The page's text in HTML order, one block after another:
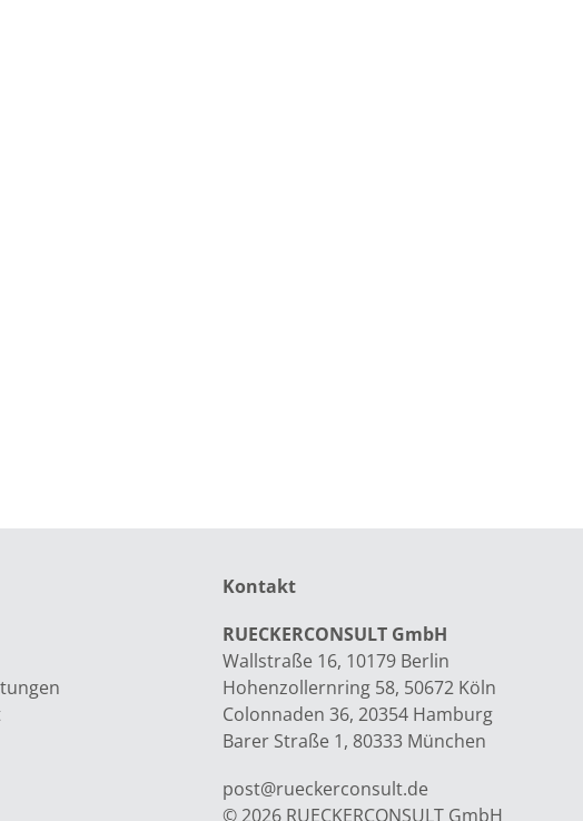
Kontakt
RUECKERCONSULT GmbH
Wallstraße 16, 10179 Berlin
Hohenzollernring 58, 50672 Köln
Colonnaden 36, 20354 Hamburg
Barer Straße 1, 80333 München
post@rueckerconsult.de
© 2026 RUECKERCONSULT GmbH